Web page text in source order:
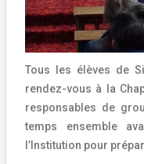
Tous les élèves de
rendez-vous à la
responsables de
temps ensemble
l’Institution pour